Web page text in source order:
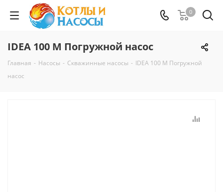
0
IDEA 100 M Погружной насос
Главная - Насосы - Скважинные насосы - IDEA 100 M Погружной
насос